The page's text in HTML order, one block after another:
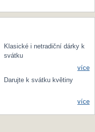
Klasické i netradiční dárky k
svátku
více
Darujte k svátku květiny
více